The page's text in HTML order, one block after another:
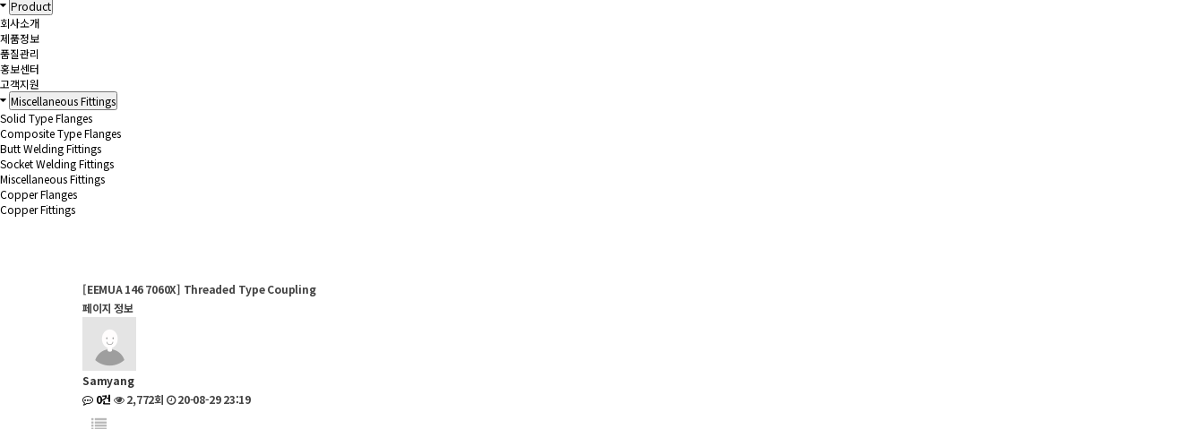
Product
회사소개
제품정보
품질관리
홍보센터
고객지원
Miscellaneous Fittings
Solid Type Flanges
Composite Type Flanges
Butt Welding Fittings
Socket Welding Fittings
Miscellaneous Fittings
Copper Flanges
Copper Fittings
[EEMUA 146 7060X] Threaded Type Coupling
페이지 정보
Samyang
0건
2,772회 20-08-29 23:19